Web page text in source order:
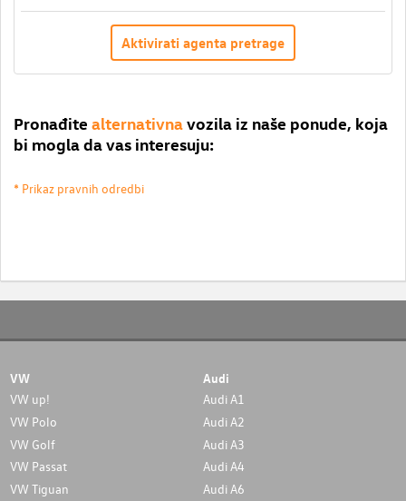
Aktivirati agenta pretrage
Pronađite alternativnavozila iz naše ponude, koja
bi mogla da vas interesuju:
* Prikaz pravnih odredbi
VW
VW up!
VW Polo
VW Golf
VW Passat
VW Tiguan
Audi
Audi A1
Audi A2
Audi A3
Audi A4
Audi A6